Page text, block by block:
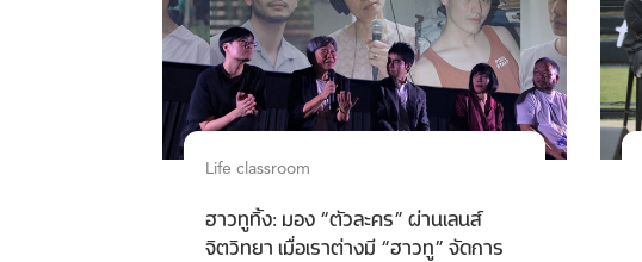
Life classroom
ฮาวทูทิ้ง: มอง “ตัวละคร” ผ่านเลนส์
จิตวิทยา เมื่อเราต่างมี “ฮาวทู” จัดการ